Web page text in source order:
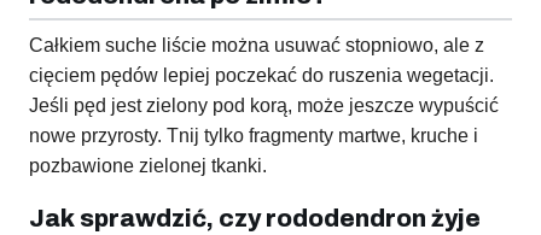
Całkiem suche liście można usuwać stopniowo, ale z
cięciem pędów lepiej poczekać do ruszenia wegetacji.
Jeśli pęd jest zielony pod korą, może jeszcze wypuścić
nowe przyrosty. Tnij tylko fragmenty martwe, kruche i
pozbawione zielonej tkanki.
Jak sprawdzić, czy rododendron żyje